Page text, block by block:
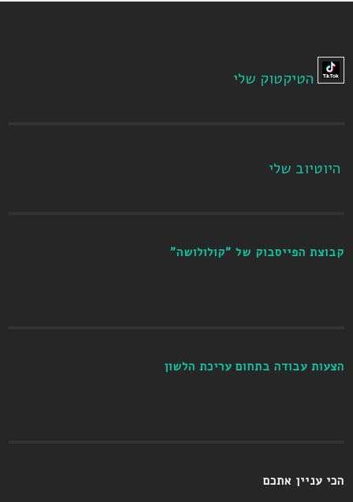
הטיקטוק שלי
היוטיוב שלי
קבוצת הפייסבוק של "קולולושה"
הצעות עבודה בתחום עריכת הלשון
הכי עניין אתכם